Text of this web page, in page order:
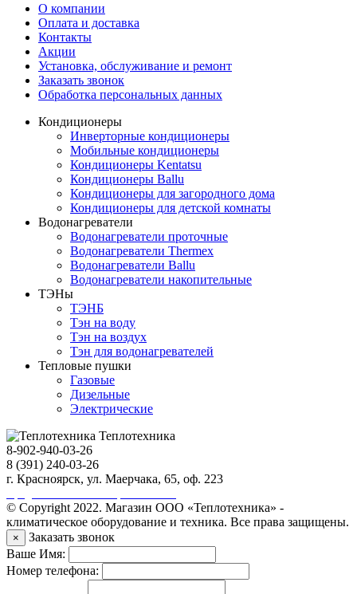
О компании
Оплата и доставка
Контакты
Акции
Установка, обслуживание и ремонт
Заказать звонок
Обработка персональных данных
Кондиционеры
Инверторные кондиционеры
Мобильные кондиционеры
Кондиционеры Kentatsu
Кондиционеры Ballu
Кондиционеры для загородного дома
Кондиционеры для детской комнаты
Водонагреватели
Водонагреватели проточные
Водонагреватели Thermex
Водонагреватели Ballu
Водонагреватели накопительные
ТЭНы
ТЭНБ
Тэн на воду
Тэн на воздух
Тэн для водонагревателей
Тепловые пушки
Газовые
Дизельные
Электрические
Теплотехника
8-902-940-03-26
8 (391) 240-03-26
г. Красноярск, ул. Маерчака, 65, оф. 223
© Copyright 2022. Магазин ООО «Теплотехника» -
климатическое оборудование и техника. Все права защищены.
×
Заказать звонок
Ваше Имя:
Номер телефона: